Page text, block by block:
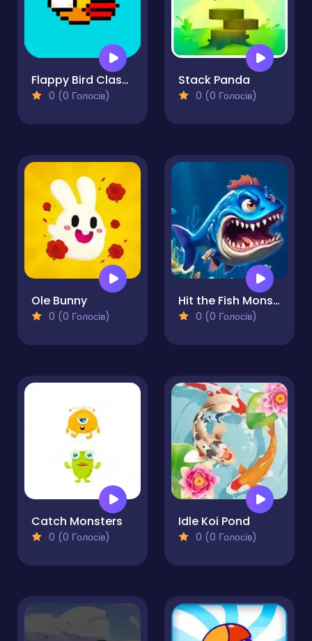
Flappy Bird Classic
0 (0 Голосів)
Stack Panda
0 (0 Голосів)
Ole Bunny
0 (0 Голосів)
Hit the Fish Monster
0 (0 Голосів)
Catch Monsters
0 (0 Голосів)
Idle Koi Pond
0 (0 Голосів)